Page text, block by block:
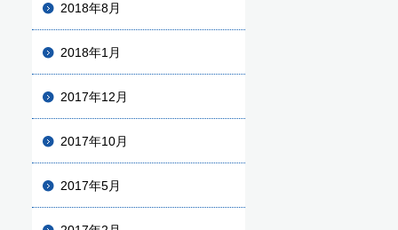
2018年8月
2018年1月
2017年12月
2017年10月
2017年5月